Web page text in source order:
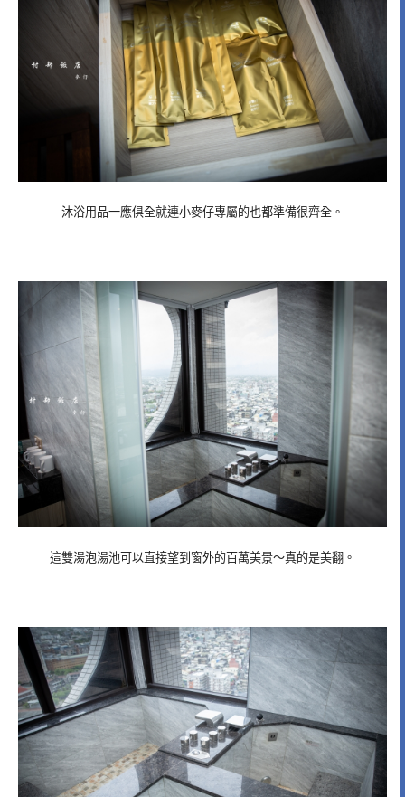
沐浴用品一應俱全就連小麥仔專屬的也都準備很齊全。
這雙湯泡湯池可以直接望到窗外的百萬美景～真的是美翻。